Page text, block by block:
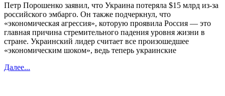
Петр Порошенко заявил, что Украина потеряла $15 млрд из-за
российского эмбарго. Он также подчеркнул, что
«экономическая агрессия», которую проявила Россия — это
главная причина стремительного падения уровня жизни в
стране. Украинский лидер считает все произошедшее
«экономическим шоком», ведь теперь украинские
Далее...